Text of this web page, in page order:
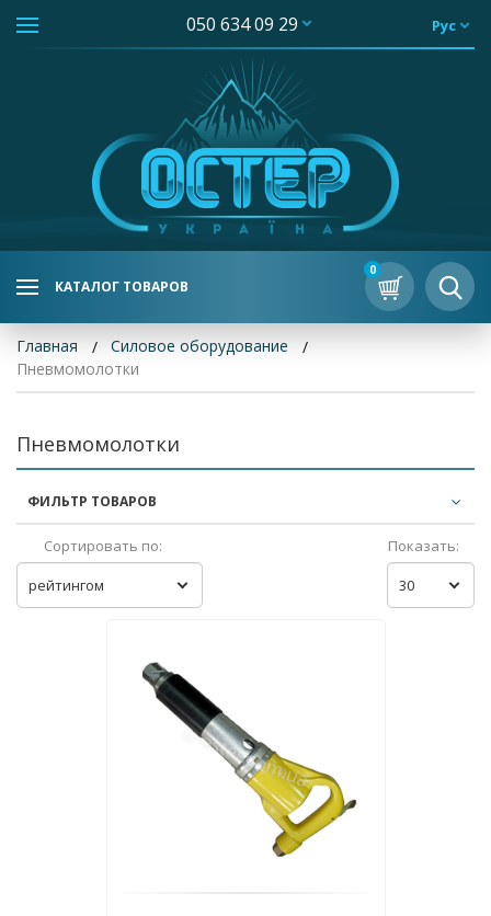
050 634 09 29 Рус
КАТАЛОГ ТОВАРОВ
0
Главная
Силовое оборудование
Пневмомолотки
ФИЛЬТР ТОВАРОВ
Пневмомолотки
Сортировать по:
рейтингом
Показать:
30